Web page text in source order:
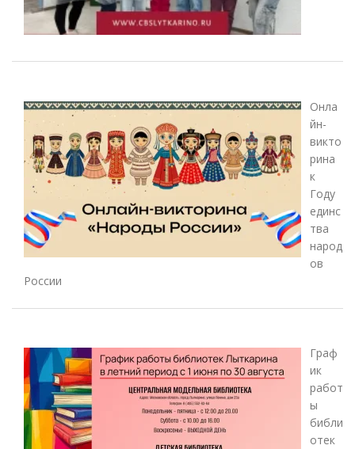
Онла
йн-
викто
рина
к
Году
единс
тва
народ
ов
России
Граф
ик
работ
ы
библи
отек